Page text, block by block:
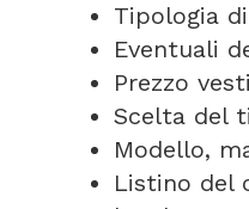
Tipologia
Eventuali
Prezzo
Scelta del
Modello,
Listino del